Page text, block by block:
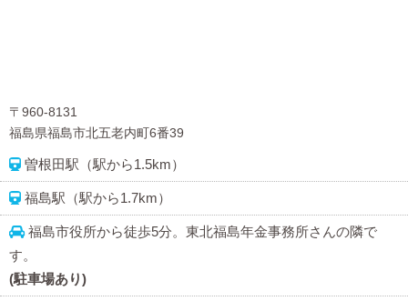
〒960-8131
福島県福島市北五老内町6番39
曽根田駅（駅から1.5km）
福島駅（駅から1.7km）
福島市役所から徒歩5分。東北福島年金事務所さんの隣で
す。
(駐車場あり)